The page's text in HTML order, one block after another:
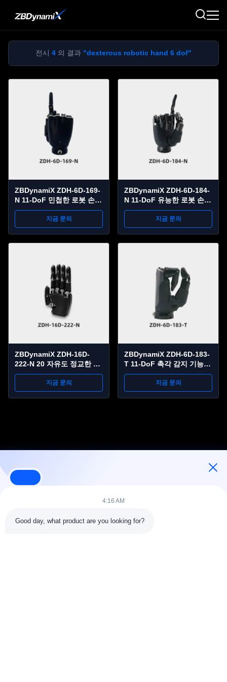
전시 4 의 결과 "dexterous robotic hand 6 dof"
ZBDynamiX ZDH-6D-169-
N 11-DoF 민첩한 로봇 손 |
25kg 최대 페이로드,
±0.05mm 반복성
지금 문의
ZBDynamiX ZDH-6D-184-
N 11-DoF 유능한 로봇 손
30kg 최대 실력, ±0.05mm
지금 문의
ZBDynamiX ZDH-16D-
222-N 20 자유도 정교한 로
봇 손 | 16개 활성 DOF, 52N
악력, CAN FD 통신
지금 문의
ZBDynamiX ZDH-6D-183-
T 11-DoF 촉각 감지 기능을
갖춘 능숙한 로봇 손 | 30kg
최대 페이로드, ±0.05mm 반
복성
지금 문의
4:16 AM
Good day, what product are you looking for?